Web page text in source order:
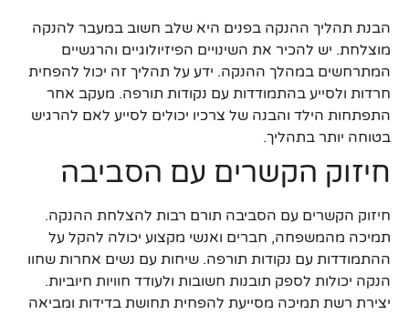
הבנת תהליך ההנקה בפנים היא שלב חשוב במעבר להנקה
מוצלחת. יש להכיר את השינויים הפיזיולוגיים והרגשיים
המתרחשים במהלך ההנקה. ידע על תהליך זה יכול להפחית
חרדות ולסייע בהתמודדות עם נקודות תורפה. מעקב אחר
התפתחות הילד והבנה של צרכיו יכולים לסייע לאם להרגיש
בטוחה יותר בתהליך.
חיזוק הקשרים עם הסביבה
חיזוק הקשרים עם הסביבה תורם רבות להצלחת ההנקה.
תמיכה מהמשפחה, חברים ואנשי מקצוע יכולה להקל על
ההתמודדות עם נקודות תורפה. שיחות עם נשים אחרות שחוו
הנקה יכולות לספק תובנות חשובות ולעודד חוויות חיוביות.
יצירת רשת תמיכה מסייעת להפחית תחושת בדידות ומביאה